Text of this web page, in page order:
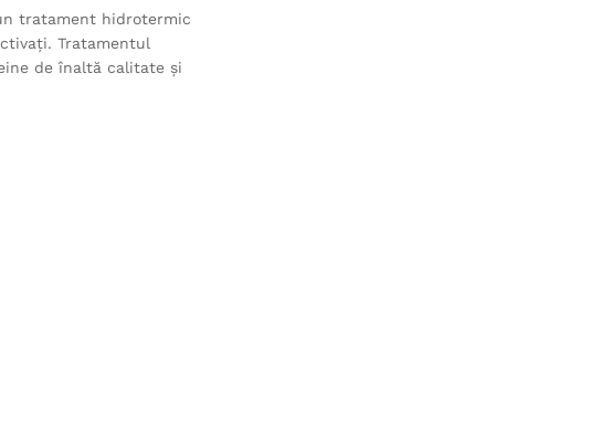
tratament hidrotermic
Tratamentul
de înaltă calitate și